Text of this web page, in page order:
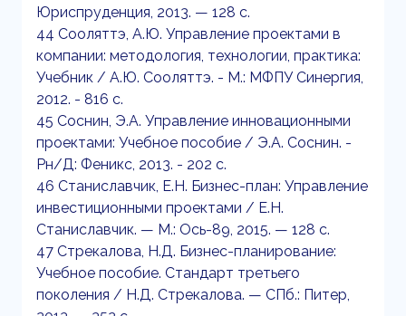
Юриспруденция, 2013. — 128 c.
44 Сооляттэ, А.Ю. Управление проектами в
компании: методология, технологии, практика:
Учебник / А.Ю. Сооляттэ. - М.: МФПУ Синергия,
2012. - 816 c.
45 Соснин, Э.А. Управление инновационными
проектами: Учебное пособие / Э.А. Соснин. -
Рн/Д: Феникс, 2013. - 202 c.
46 Станиславчик, Е.Н. Бизнес-план: Управление
инвестиционными проектами / Е.Н.
Станиславчик. — М.: Ось-89, 2015. — 128 c.
47 Стрекалова, Н.Д. Бизнес-планирование:
Учебное пособие. Стандарт третьего
поколения / Н.Д. Стрекалова. — СПб.: Питер,